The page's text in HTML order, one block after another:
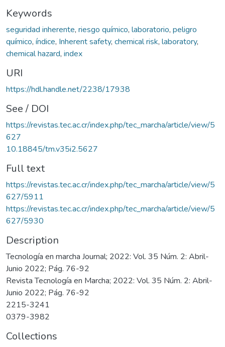
Keywords
seguridad inherente, riesgo químico, laboratorio, peligro
químico, índice, Inherent safety, chemical risk, laboratory,
chemical hazard, index
URI
https://hdl.handle.net/2238/17938
See / DOI
https://revistas.tec.ac.cr/index.php/tec_marcha/article/view/5
627
10.18845/tm.v35i2.5627
Full text
https://revistas.tec.ac.cr/index.php/tec_marcha/article/view/5
627/5911
https://revistas.tec.ac.cr/index.php/tec_marcha/article/view/5
627/5930
Description
Tecnología en marcha Journal; 2022: Vol. 35 Núm. 2: Abril-
Junio 2022; Pág. 76-92
Revista Tecnología en Marcha; 2022: Vol. 35 Núm. 2: Abril-
Junio 2022; Pág. 76-92
2215-3241
0379-3982
Collections